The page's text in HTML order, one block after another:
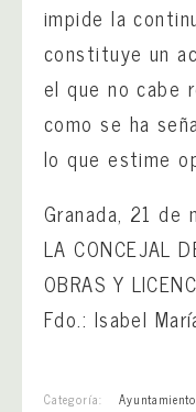
impide la
constituye un
el que no cabe
como se ha
lo que estime
Granada, 21 de
LA CONCEJAL
OBRAS Y
Fdo.: Isabel
Categoría: Ayuntamiento